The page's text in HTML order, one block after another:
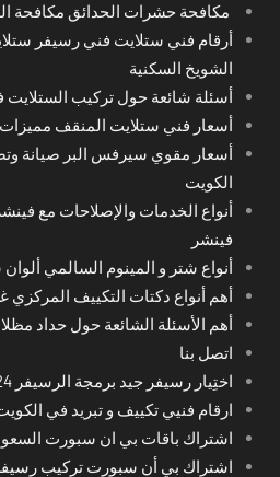
مكافحة حشرات الحدائق مكافحة
أرقام فني ستلايت فني رسيفر
الشويخ السكنية
أسئلة شائعة حول تركيب الستلايت
أسعار فني ستلايت المنقف
أسعار مقوي سيرفس البر صيانة
الكويت
أنواع الخدمات والإصلاحات مع
فينشر
أنواع شتر و المينوم السالمي
أهم أنواع دكتات التكييف
أهم الأسئلة الشائعة حول حداد
اتصل بنا
اختِيار رسيفر جيد برمجة الرسيفر 24 ساعة في الكويت
ارقام فنيي تكييف و تبريد في
اشتراك باقات بي ان سبورت
اشتراك بي أن سبورت تركيب